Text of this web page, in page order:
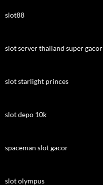
slot88
slot server thailand super gacor
slot starlight princes
slot depo 10k
spaceman slot gacor
slot olympus